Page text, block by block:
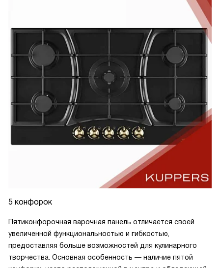
5 конфорок
Пятиконфорочная варочная панель отличается своей
увеличенной функциональностью и гибкостью,
предоставляя больше возможностей для кулинарного
творчества. Основная особенность — наличие пятой